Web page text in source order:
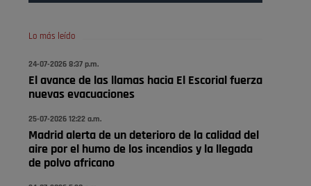
😆Durán menos qué un caramelo en la puerta de un
Pozuelo de Alarcón
🔴 EXCLUSIVA | El comisario
de la …
Pozuelo de Alarcón
🔴 EXCLUSIVA | El comisario
de la …
Lo más leído
24-07-2026 8:37 p.m.
El avance de las llamas hacia El Escorial fuerza
nuevas evacuaciones
25-07-2026 12:22 a.m.
Madrid alerta de un deterioro de la calidad del
aire por el humo de los incendios y la llegada
de polvo africano